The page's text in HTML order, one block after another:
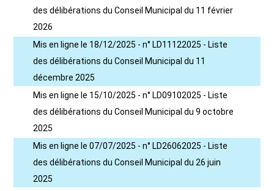
des délibérations du Conseil Municipal du 11 février
2026
Mis en ligne le 18/12/2025 - n° LD11122025 - Liste
des délibérations du Conseil Municipal du 11
décembre 2025
Mis en ligne le 15/10/2025 - n° LD09102025 - Liste
des délibérations du Conseil Municipal du 9 octobre
2025
Mis en ligne le 07/07/2025 - n° LD26062025 - Liste
des délibérations du Conseil Municipal du 26 juin
2025